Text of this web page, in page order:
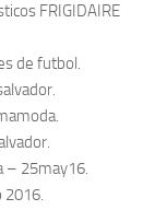
FRIGIDAIRE
de futbol.
– 25may16.
2016.